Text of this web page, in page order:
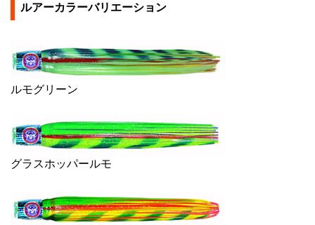
ルアーカラーバリエーション
ルモグリーン
グラスホッパールモ